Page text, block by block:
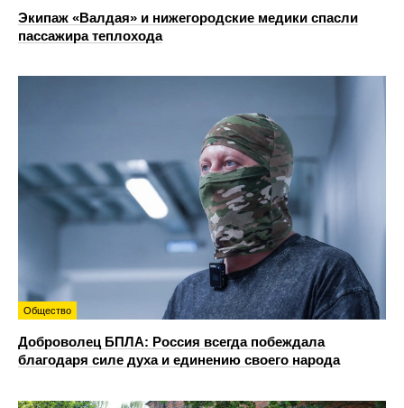
Экипаж «Валдая» и нижегородские медики спасли
пассажира теплохода
Общество
Доброволец БПЛА: Россия всегда побеждала
благодаря силе духа и единению своего народа